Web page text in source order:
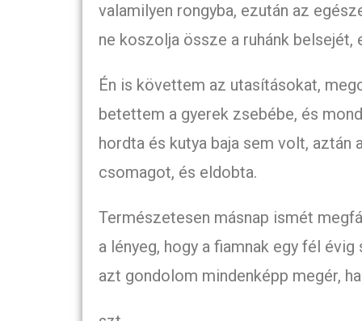
valamilyen rongyba, ezután az
ne koszolja össze a ruhánk belsejét,
Én is követtem az utasításokat,
betettem a gyerek zsebébe, és
hordta és kutya baja sem volt,
csomagot, és eldobta.
Természetesen másnap ismét
a lényeg, hogy a fiamnak egy fél
azt gondolom mindenképp megér,